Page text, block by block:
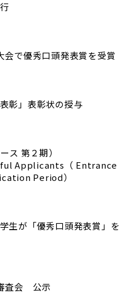
で優秀口頭発表賞を受賞
彰」表彰状の授与
ス 第２期）
Applicants（ Entrance
Period）
生が「優秀口頭発表賞」を
査会 公示